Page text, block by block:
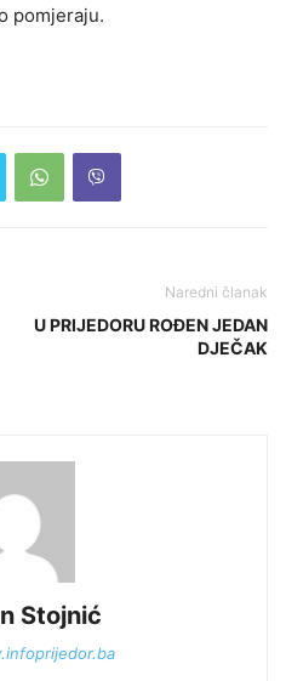
pomjeraju.
Naredni članak
U PRIJEDORU ROĐEN JEDAN
DJEČAK
Stojnić